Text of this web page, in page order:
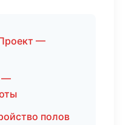
—
—
полов